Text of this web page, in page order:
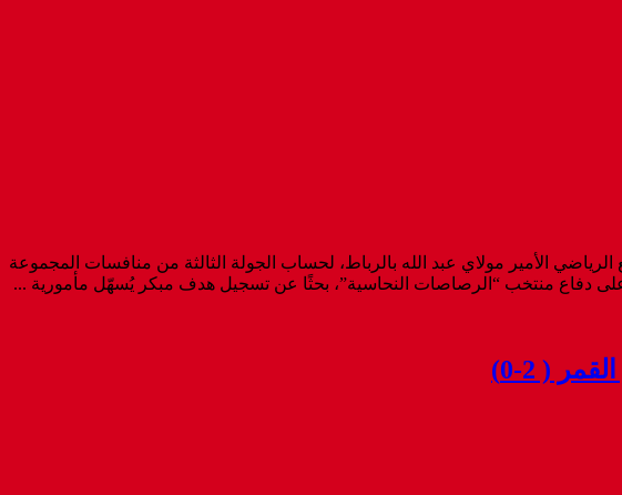
الأمير مولاي عبد الله بالرباط، لحساب الجولة الثالثة من منافسات المجموعة
( 2-0)